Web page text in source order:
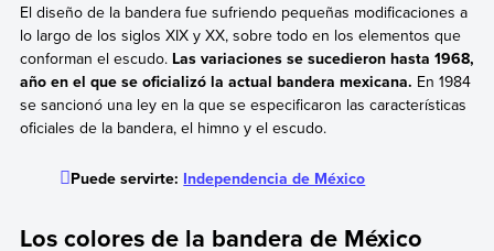
El diseño de la bandera fue sufriendo pequeñas modificaciones a
lo largo de los siglos XIX y XX, sobre todo en los elementos que
conforman el escudo. Las variaciones se sucedieron hasta 1968,
año en el que se oficializó la actual bandera mexicana. En 1984
se sancionó una ley en la que se especificaron las características
oficiales de la bandera, el himno y el escudo.
Puede servirte: Independencia de México
Los colores de la bandera de México